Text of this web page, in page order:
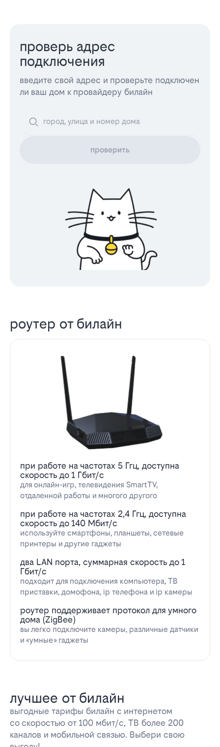
проверь адрес
подключения
введите свой адрес и проверьте подключен
ли ваш дом к провайдеру билайн
проверить
роутер от билайн
при работе на частотах 5 Ггц, доступна
скорость до 1 Гбит/с
для онлайн-игр, телевидения SmartTV,
отдаленной работы и многого другого
при работе на частотах 2,4 Ггц, доступна
скорость до 140 Мбит/с
используйте смартфоны, планшеты, сетевые
принтеры и другие гаджеты
два LAN порта, суммарная скорость до 1
Гбит/с
подходит для подключения компьютера, ТВ
приставки, домофона, ip телефона и ip камеры
роутер поддерживает протокол для умного
дома (ZigBee)
вы легко подключите камеры, различные датчики
и «умные» гаджеты
лучшее от билайн
выгодные тарифы билайн с интернетом
со скоростью от 100 мбит/с, ТВ более 200
каналов и мобильной связью. Выбери свою